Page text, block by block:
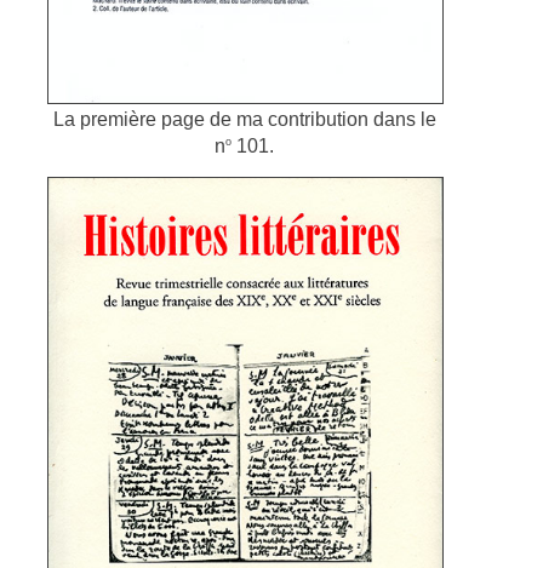
La première page de ma contribution dans le
no 101.